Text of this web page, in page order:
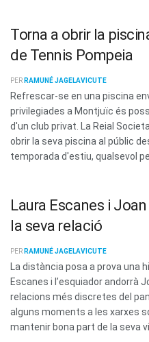
Torna a obrir la
de Tennis Pompeia
PER RAMUNÉ JAGELAVICUTE
Refrescar-se en una piscina
privilegiades a Montjuïc és
d'un club privat. La Reial
obrir la seva piscina al públic
temporada d'estiu, qualsevol
Laura Escanes i
la seva relació
PER RAMUNÉ JAGELAVICUTE
La distància posa a prova una
Escanes i l’esquiador andorrà
relacions més discretes del
alguns moments a les xarxes
mantenir bona part de la seva